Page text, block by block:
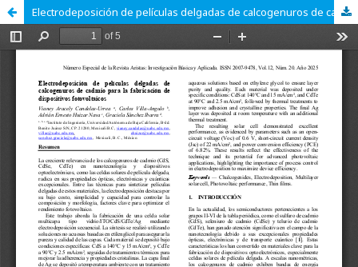
Electrodeposición de películas delgadas de calcogenuros de cadmio para la fabricación de dispositivos fotovoltaicos